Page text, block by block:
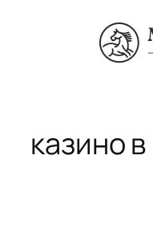
содержимому
казино